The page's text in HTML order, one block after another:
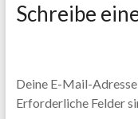
Schreibe
Deine E-Mail-
Erforderliche Felder